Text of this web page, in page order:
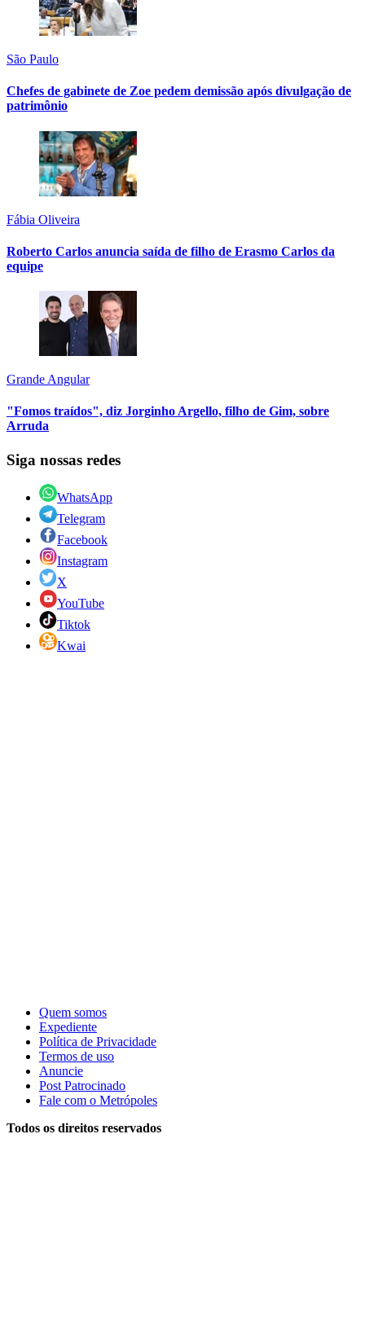
São Paulo
Chefes de gabinete de Zoe pedem demissão após divulgação de
patrimônio
Fábia Oliveira
Roberto Carlos anuncia saída de filho de Erasmo Carlos da
equipe
Grande Angular
"Fomos traídos", diz Jorginho Argello, filho de Gim, sobre
Arruda
Siga nossas redes
WhatsApp
Telegram
Facebook
Instagram
X
YouTube
Tiktok
Kwai
Quem somos
Expediente
Política de Privacidade
Termos de uso
Anuncie
Post Patrocinado
Fale com o Metrópoles
Todos os direitos reservados